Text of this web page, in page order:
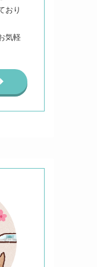
おり
気軽